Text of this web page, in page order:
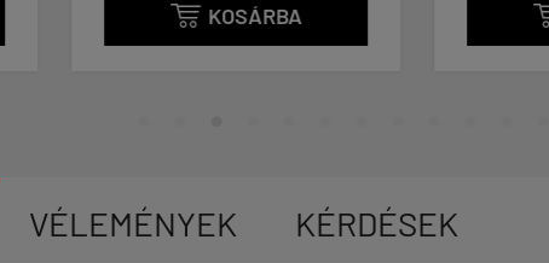
 KOSÁRBA
VÉLEMÉNYEK KÉRDÉSEK